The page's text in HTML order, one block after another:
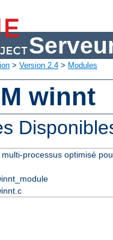
> Version 2.4 > Modules
winnt
processus optimisé